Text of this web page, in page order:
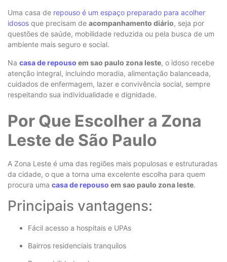
Uma casa de repouso é um espaço preparado para acolher
idosos que precisam de acompanhamento diário, seja por
questões de saúde, mobilidade reduzida ou pela busca de um
ambiente mais seguro e social.
Na casa de repouso em sao paulo zona leste, o idoso recebe
atenção integral, incluindo moradia, alimentação balanceada,
cuidados de enfermagem, lazer e convivência social, sempre
respeitando sua individualidade e dignidade.
Por Que Escolher a Zona
Leste de São Paulo
A Zona Leste é uma das regiões mais populosas e estruturadas
da cidade, o que a torna uma excelente escolha para quem
procura uma casa de repouso em sao paulo zona leste.
Principais vantagens:
Fácil acesso a hospitais e UPAs
Bairros residenciais tranquilos